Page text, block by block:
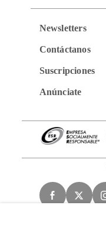
Newsletters
Contáctanos
Suscripciones
Anúnciate